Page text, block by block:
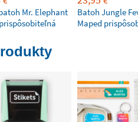
Mr. Elephant
Batoh Jungle
Maped